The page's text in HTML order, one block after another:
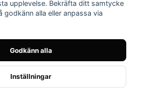
upplevelse. Bekräfta ditt samtycke
alla eller anpassa via
Godkänn alla
Inställningar